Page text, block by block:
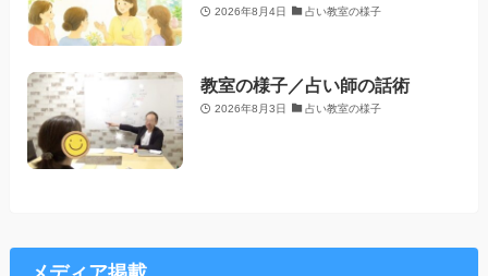
2026年8月4日 占い教室の様子
教室の様子／占い師の話術
2026年8月3日 占い教室の様子